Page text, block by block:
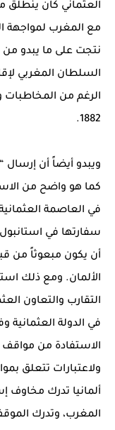
العثماني كان ينطلق
مع المغرب لمواجهة
نتجت على ما يبدو
السلطان المغربي
الرغم من المخاطبات
1882.
ويبدو أيضاً أن
كما هو واضح من
في العاصمة
سفارتها في استانبول
أن يكون مبعوثاً من
الألمان. ومع ذلك
التقارب والتعاون
في الدولة
الاستفادة من مواقف
ولاعتبارات تتعلق
ألمانيا تدرك
المغرب، وتدرك